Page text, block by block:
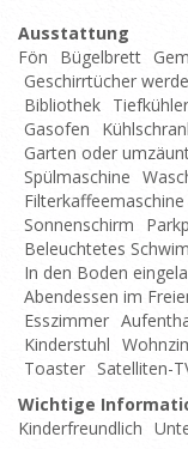
Ausstattung
Fön
Bügelbrett
Geschirrtücher
Bibliothek Tiefkühler
Gasofen
Garten oder
Spülmaschine
Filterkaffeemaschine
Sonnenschirm
Beleuchtetes
In den Boden
Abendessen im
Esszimmer
Kinderstuhl
Toaster Satelliten-
Wichtige
Kinderfreundlich